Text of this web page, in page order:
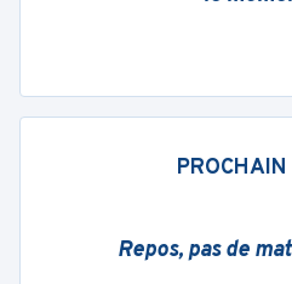
PROCHAIN
Repos, pas de